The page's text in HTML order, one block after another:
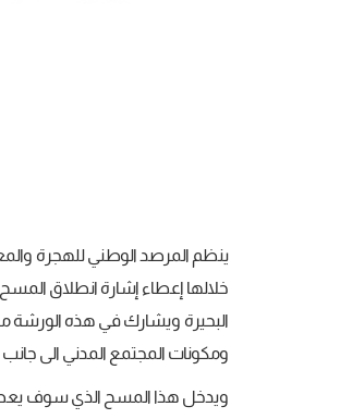
ينظم المرصد الوطني للهجرة
البحيرة ويشارك في هذه الورشة
ومكونات المجتمع المدني الى
ويدخل هذا المسح الذي سوف